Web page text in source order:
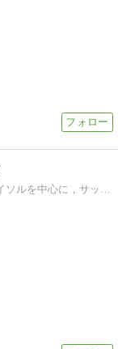
柏レイソルを中心にしたブログです。柏レイソルを中心に，サッカー全般から趣味まで気ままに綴っています。